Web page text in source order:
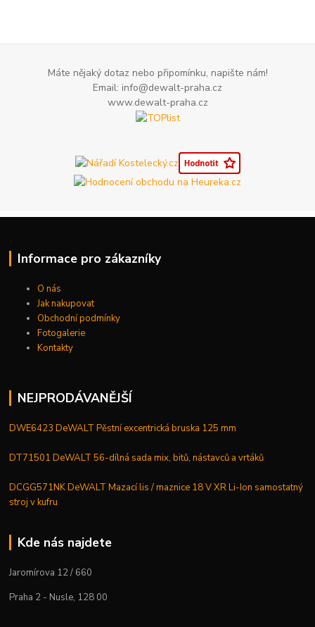
Máte nějaký dotaz nebo připomínku, napište nám!
Email: info@dewalt-praha.cz
www.dewalt-praha.cz
Informace pro zákazníky
O nás
Jak nakupovat
Obchodní podmínky
Fotogalerie
Kontakty
NEJPRODÁVANĚJŠÍ
DWE6423 DeWALT Pěstní excentrická bruska 125 mm
DT71501 DeWALT 56-dílná sada mix, bitů, nástavců a vrtáků
DCGG571NK DeWALT Mazací lis / maznice 18 V XR Li-Ion samostatný
stroj v kufru
Kde nás najdete
Jaromírova 12 / 660
Praha 2 - Nusle, 128 00